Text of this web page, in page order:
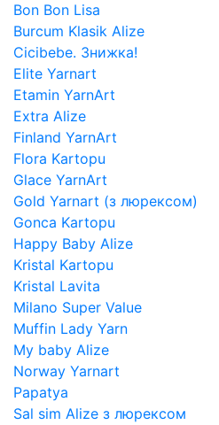
Bon Bon Lisa
Burcum Klasik Alize
Cicibebe. Знижка!
Elite Yarnart
Etamin YarnArt
Extra Alize
Finland YarnArt
Flora Kartopu
Glace YarnArt
Gold Yarnart (з люрексом)
Gonca Kartopu
Happy Baby Alize
Kristal Kartopu
Kristal Lavita
Milano Super Value
Muffin Lady Yarn
My baby Alize
Norway Yarnart
Papatya
Sal sim Alize з люрексом